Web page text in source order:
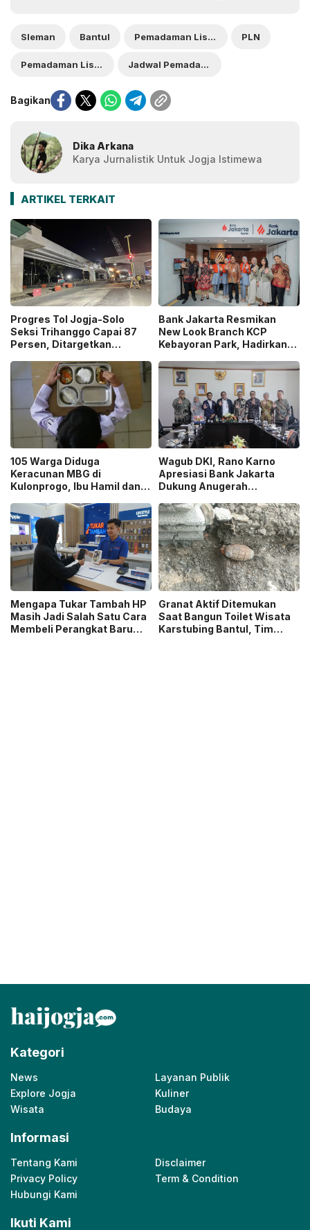
Sleman Bantul Pemadaman Listrik PLN
Pemadaman Listrik Hari Ini Jadwal Pemadan Listrik Jogja Hari Ini
Bagikan
Dika Arkana
Karya Jurnalistik Untuk Jogja Istimewa
ARTIKEL TERKAIT
Progres Tol Jogja-Solo
Seksi Trihanggo Capai 87
Persen, Ditargetkan
Bawen Agustus 2026
Bank Jakarta Resmikan
New Look Branch KCP
Kebayoran Park, Hadirkan
Modern
105 Warga Diduga
Keracunan MBG di
Kulonprogo, Ibu Hamil dan
Terdampak
Wagub DKI, Rano Karno
Apresiasi Bank Jakarta
Dukung Anugerah
Dorong Karya Berkualitas
Sambut 5 Abad Jakarta
Mengapa Tukar Tambah HP
Masih Jadi Salah Satu Cara
Membeli Perangkat Baru
Granat Aktif Ditemukan
Saat Bangun Toilet Wisata
Karstubing Bantul, Tim
Kategori
News
Layanan Publik
Explore Jogja
Kuliner
Wisata
Budaya
Informasi
Tentang Kami
Disclaimer
Privacy Policy
Term & Condition
Hubungi Kami
Ikuti Kami